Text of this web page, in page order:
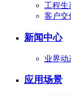
工程生
客户交
新闻中心
业界动
应用场景